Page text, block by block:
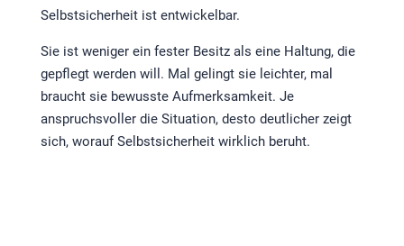
Selbstsicherheit ist entwickelbar.
Sie ist weniger ein fester Besitz als eine Haltung, die
gepflegt werden will. Mal gelingt sie leichter, mal
braucht sie bewusste Aufmerksamkeit. Je
anspruchsvoller die Situation, desto deutlicher zeigt
sich, worauf Selbstsicherheit wirklich beruht.